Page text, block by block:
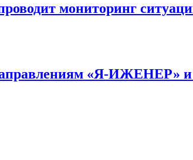
мониторинг
направлениям «Я-